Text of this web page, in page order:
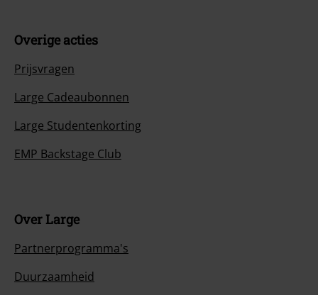
Overige acties
Prijsvragen
Large Cadeaubonnen
Large Studentenkorting
EMP Backstage Club
Over Large
Partnerprogramma's
Duurzaamheid